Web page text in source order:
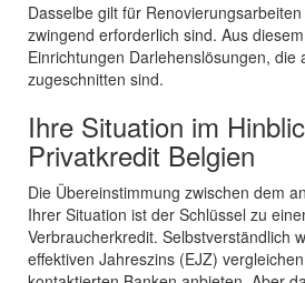
Dasselbe gilt für
zwingend erforderlich sind. Aus
Einrichtungen Darlehenslösungen, die
zugeschnitten sind.
Ihre Situation im
Privatkredit Belgien
Die Übereinstimmung zwischen dem
Ihrer Situation ist der Schlüssel zu
Verbraucherkredit. Selbstverständlich
effektiven Jahreszins (EJZ)